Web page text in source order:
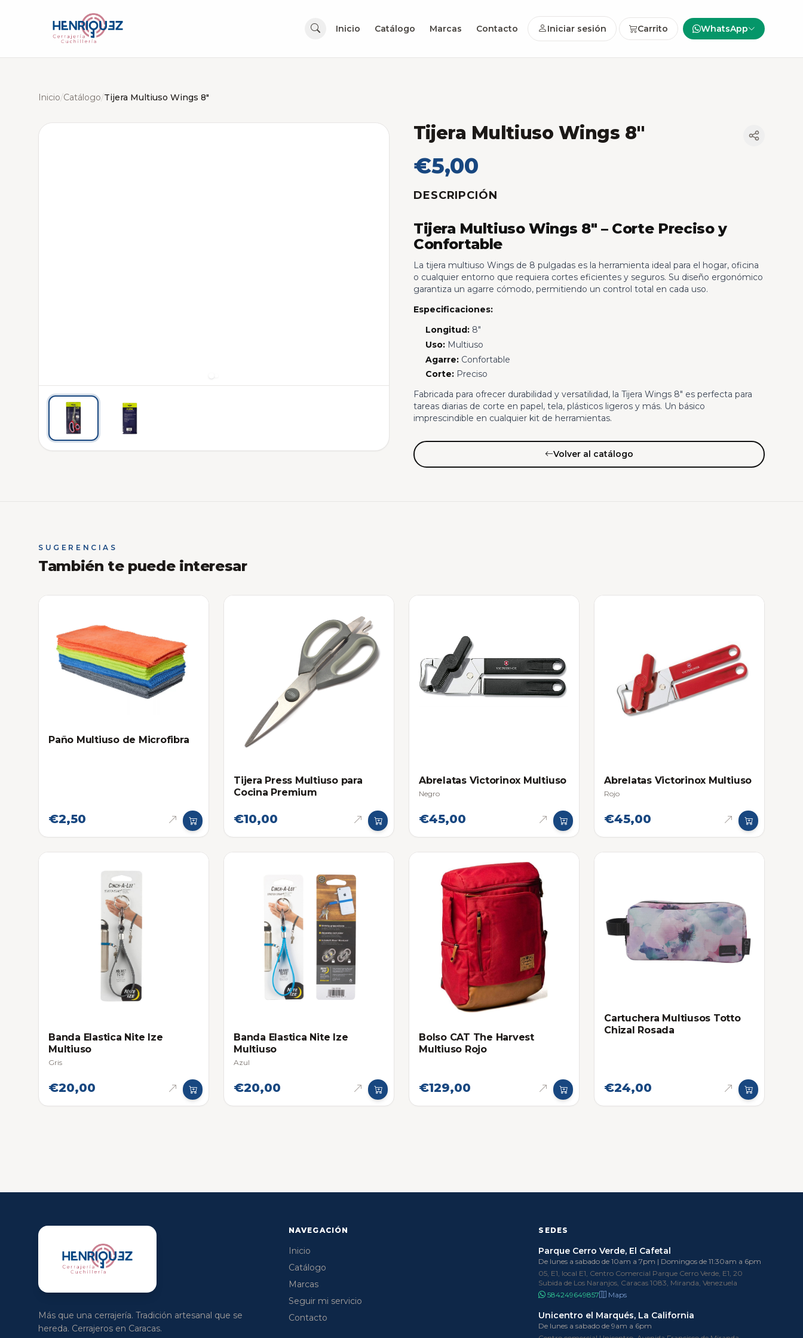
Inicio Catálogo Marcas Contacto Iniciar sesión Carrito WhatsApp
Inicio/Catálogo/Tijera Multiuso Wings 8"
Tijera Multiuso Wings 8"
€5,00
DESCRIPCIÓN
Tijera Multiuso Wings 8" – Corte Preciso y
Confortable
La tijera multiuso Wings de 8 pulgadas es la herramienta ideal para el hogar, oficina
o cualquier entorno que requiera cortes eficientes y seguros. Su diseño ergonómico
garantiza un agarre cómodo, permitiendo un control total en cada uso.
Especificaciones:
Longitud:8"
Uso:Multiuso
Agarre:Confortable
Corte:Preciso
Fabricada para ofrecer durabilidad y versatilidad, la Tijera Wings 8" es perfecta para
tareas diarias de corte en papel, tela, plásticos ligeros y más. Un básico
imprescindible en cualquier kit de herramientas.
Volver al catálogo
SUGERENCIAS
También te puede interesar
Paño Multiuso de Microfibra
€2,50
Tijera Press Multiuso para
Cocina Premium
€10,00
Abrelatas Victorinox Multiuso
Negro
€45,00
Abrelatas Victorinox Multiuso
Rojo
€45,00
Banda Elastica Nite Ize
Multiuso
Gris
€20,00
Banda Elastica Nite Ize
Multiuso
Azul
€20,00
Bolso CAT The Harvest
Multiuso Rojo
€129,00
Cartuchera Multiusos Totto
Chizal Rosada
€24,00
Más que una cerrajería. Tradición artesanal que se
hereda. Cerrajeros en Caracas.
NAVEGACIÓN
Inicio
Catálogo
Marcas
Seguir mi servicio
Contacto
SEDES
Parque Cerro Verde, El Cafetal
De lunes a sabado de 10am a 7pm | Domingos de 11:30am a 6pm
05, E1, local E1, Centro Comercial Parque Cerro Verde, E1, 20
Subida de Los Naranjos, Caracas 1083, Miranda, Venezuela
584249649857
Maps
Unicentro el Marqués, La California
De lunes a sabado de 9am a 6pm